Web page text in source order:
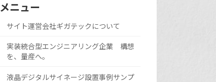
メニュー
サイト運営会社ギガテックについて
実装統合型エンジニアリング企業 構想
を、量産へ。
液晶デジタルサイネージ設置事例サンプ